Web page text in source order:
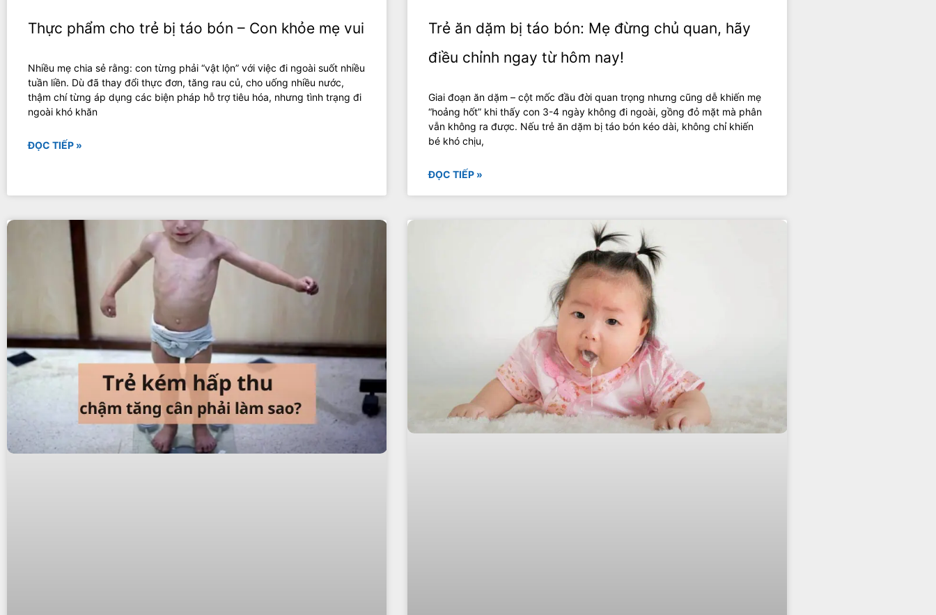
Thực phẩm cho trẻ bị táo bón – Con khỏe mẹ vui
Nhiều mẹ chia sẻ rằng: con từng phải “vật lộn” với việc đi ngoài suốt nhiều
tuần liền. Dù đã thay đổi thực đơn, tăng rau củ, cho uống nhiều nước,
thậm chí từng áp dụng các biện pháp hỗ trợ tiêu hóa, nhưng tình trạng đi
ngoài khó khăn
ĐỌC TIẾP »
Trẻ ăn dặm bị táo bón: Mẹ đừng chủ quan, hãy
điều chỉnh ngay từ hôm nay!
Giai đoạn ăn dặm – cột mốc đầu đời quan trọng nhưng cũng dễ khiến mẹ
“hoảng hốt” khi thấy con 3-4 ngày không đi ngoài, gồng đỏ mặt mà phân
vẫn không ra được. Nếu trẻ ăn dặm bị táo bón kéo dài, không chỉ khiến
bé khó chịu,
ĐỌC TIẾP »